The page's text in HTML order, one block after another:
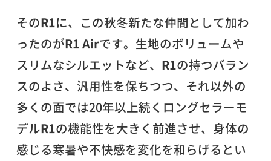
そのR1に、この秋冬新たな仲間として加わ
ったのがR1 Airです。生地のボリュームや
スリムなシルエットなど、 R1の持つバラン
スのよさ、汎用性を保ちつつ、それ以外の
多くの面では20年以上続くロングセラーモ
デルR1の機能性を大きく前進させ、身体の
感じる寒暑や不快感を変化を和らげるとい